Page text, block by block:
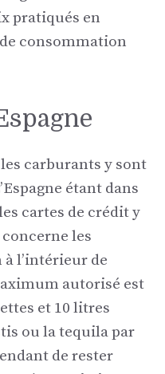
pratiqués en
consommation
carburants y sont
étant dans
cartes de crédit y
les
l’intérieur de
autorisé est
et 10 litres
ou la tequila par
de rester